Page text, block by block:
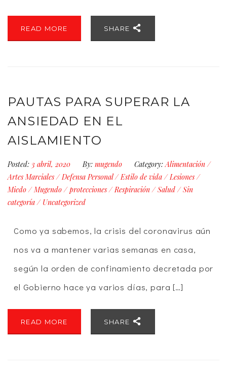
READ MORE SHARE
PAUTAS PARA SUPERAR LA
ANSIEDAD EN EL
AISLAMIENTO
Posted: 3 abril, 2020 By: mugendo Category: Alimentación/
Artes Marciales/Defensa Personal/Estilo de vida/Lesiones/
Miedo/Mugendo/protecciones/Respiración/Salud/Sin
categoría/ Uncategorized
Como ya sabemos, la crisis del coronavirus aún
nos va a mantener varias semanas en casa,
según la orden de confinamiento decretada por
el Gobierno hace ya varios días, para […]
READ MORE SHARE